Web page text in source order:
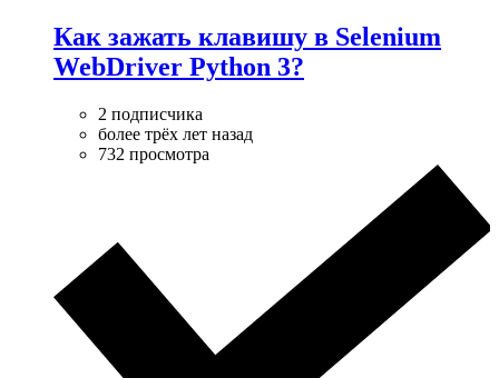
Как зажать клавишу в Selenium
WebDriver Python 3?
2 подписчика
более трёх лет назад
732 просмотра